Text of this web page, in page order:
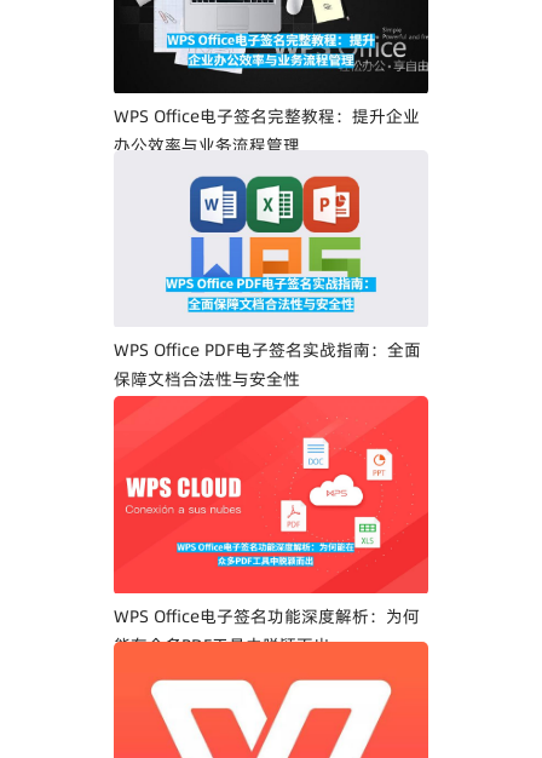
WPS Office电子签名完整教程：提升企业
办公效率与业务流程管理
WPS Office PDF电子签名实战指南：全面
保障文档合法性与安全性
WPS Office电子签名功能深度解析：为何
能在众多PDF工具中脱颖而出